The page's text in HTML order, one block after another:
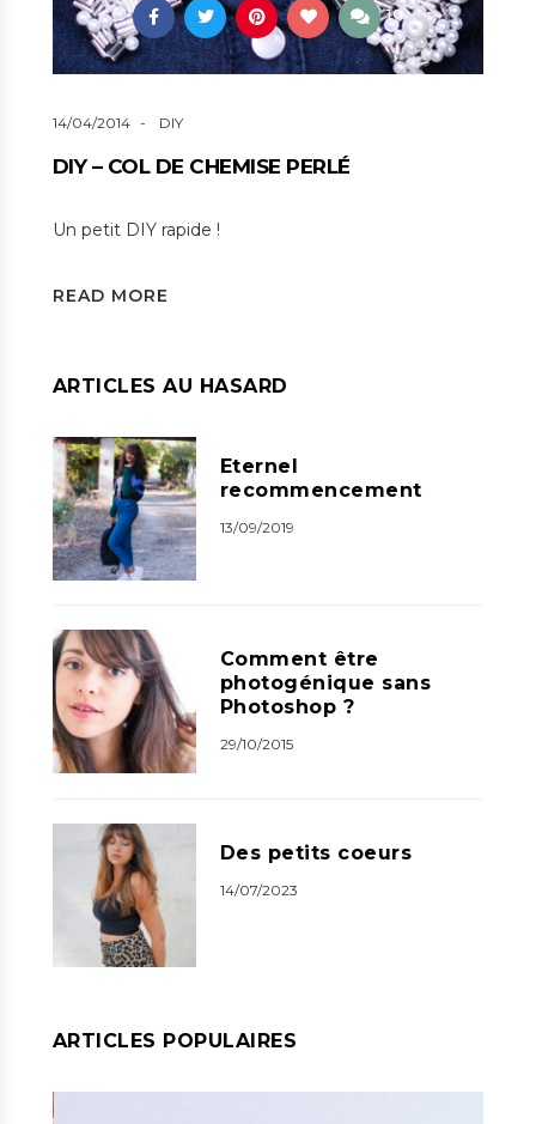
19
14/04/2014 DIY
DIY – COL DE CHEMISE PERLÉ
Un petit DIY rapide !
READ MORE
ARTICLES AU HASARD
Eternel
recommencement
13/09/2019
Comment être
photogénique sans
Photoshop ?
29/10/2015
Des petits coeurs
14/07/2023
ARTICLES POPULAIRES